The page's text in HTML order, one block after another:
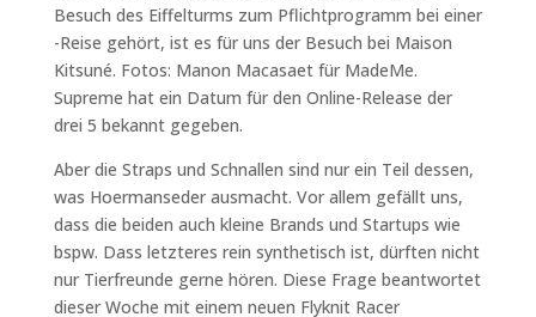
Besuch des Eiffelturms zum Pflichtprogramm bei einer
-Reise gehört, ist es für uns der Besuch bei Maison
Kitsuné. Fotos: Manon Macasaet für MadeMe.
Supreme hat ein Datum für den Online-Release der
drei 5 bekannt gegeben.
Aber die Straps und Schnallen sind nur ein Teil dessen,
was Hoermanseder ausmacht. Vor allem gefällt uns,
dass die beiden auch kleine Brands und Startups wie
bspw. Dass letzteres rein synthetisch ist, dürften nicht
nur Tierfreunde gerne hören. Diese Frage beantwortet
dieser Woche mit einem neuen Flyknit Racer